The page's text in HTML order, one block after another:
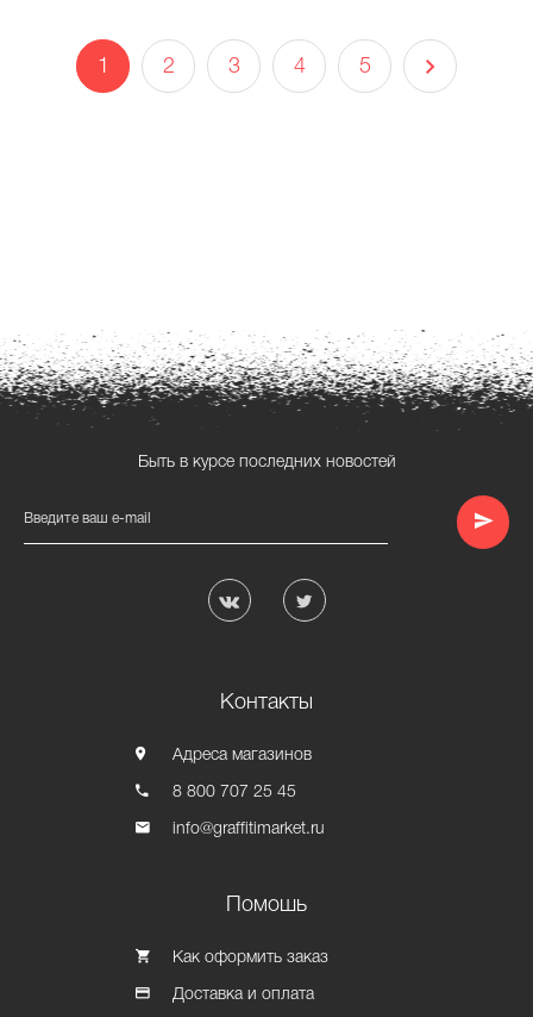
1 2 3 4 5
Быть в курсе последних новостей
Введите ваш e-mail
Контакты
Адреса магазинов
8 800 707 25 45
info@graffitimarket.ru
Помошь
Как оформить заказ
Доставка и оплата